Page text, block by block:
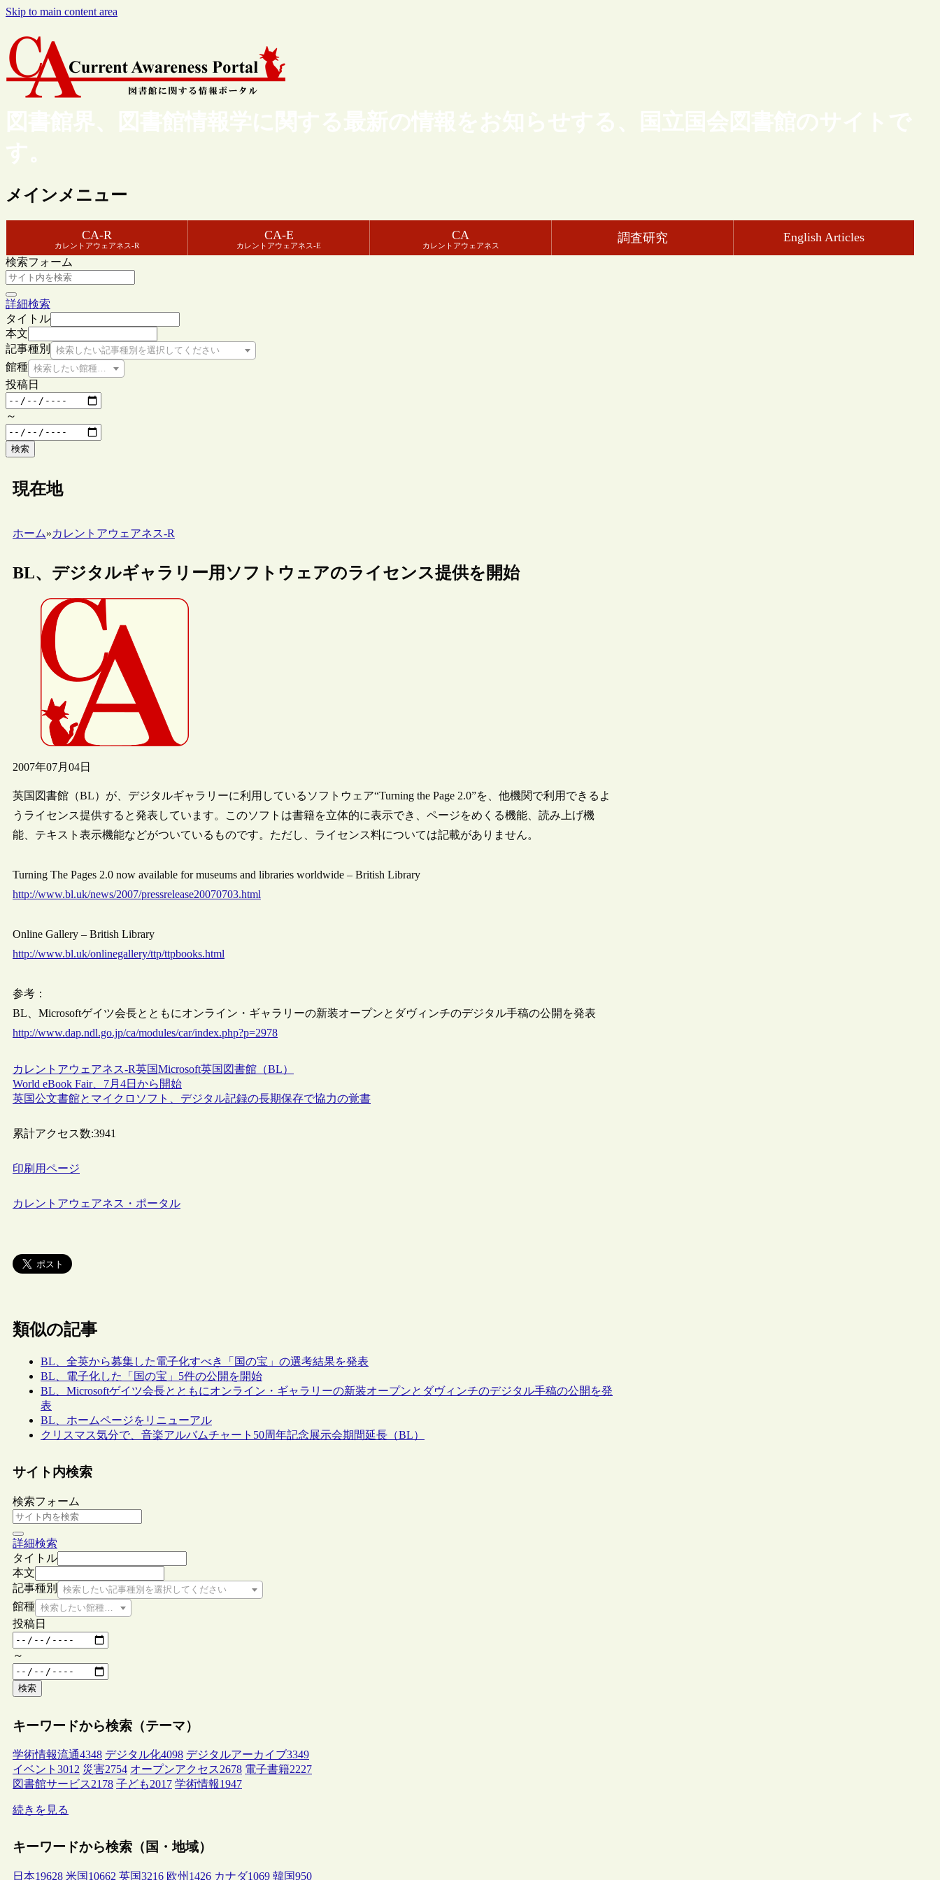
Skip to main content area
図書館界、図書館情報学に関する最新の情報をお知らせする、国立国会図書館のサイトで
す。
メインメニュー
CA-R
カレントアウェアネス-R
CA-E
カレントアウェアネス-E
CA
カレントアウェアネス
調査研究 English Articles
検索フォーム
詳細検索
タイトル
本文
記事種別
検索したい記事種別を選択してください
館種 検索したい館種を選択してください
投稿日
～
検索
現在地
ホーム»カレントアウェアネス-R
BL、デジタルギャラリー用ソフトウェアのライセンス提供を開始
2007年07月04日
英国図書館（BL）が、デジタルギャラリーに利用しているソフトウェア“Turning the Page 2.0”を、他機関で利用できるよ
うライセンス提供すると発表しています。このソフトは書籍を立体的に表示でき、ページをめくる機能、読み上げ機
能、テキスト表示機能などがついているものです。ただし、ライセンス料については記載がありません。
Turning The Pages 2.0 now available for museums and libraries worldwide – British Library
http://www.bl.uk/news/2007/pressrelease20070703.html
Online Gallery – British Library
http://www.bl.uk/onlinegallery/ttp/ttpbooks.html
参考：
BL、Microsoftゲイツ会長とともにオンライン・ギャラリーの新装オープンとダヴィンチのデジタル手稿の公開を発表
http://www.dap.ndl.go.jp/ca/modules/car/index.php?p=2978
カレントアウェアネス-R英国Microsoft英国図書館（BL）
World eBook Fair、7月4日から開始
英国公文書館とマイクロソフト、デジタル記録の長期保存で協力の覚書
累計アクセス数:3941
印刷用ページ
カレントアウェアネス・ポータル
類似の記事
BL、全英から募集した電子化すべき「国の宝」の選考結果を発表
BL、電子化した「国の宝」5件の公開を開始
BL、Microsoftゲイツ会長とともにオンライン・ギャラリーの新装オープンとダヴィンチのデジタル手稿の公開を発
表
BL、ホームページをリニューアル
クリスマス気分で、音楽アルバムチャート50周年記念展示会期間延長（BL）
サイト内検索
検索フォーム
詳細検索
タイトル
本文
記事種別
検索したい記事種別を選択してください
館種 検索したい館種を選択してください
投稿日
～
検索
キーワードから検索（テーマ）
学術情報流通4348 デジタル化4098 デジタルアーカイブ3349
イベント 3012 災害2754 オープンアクセス2678 電子書籍2227
図書館サービス2178 子ども2017 学術情報1947
続きを見る
キーワードから検索（国・地域）
日本19628 米国 10662 英国3216 欧州 1426 カナダ1069 韓国950